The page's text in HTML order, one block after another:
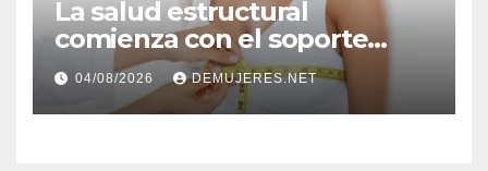
La salud estructural
comienza con el soporte
correcto: Caprice revela el
impacto de la lencería en la
salud física de las mujeres
04/08/2026 DEMUJERES.NET